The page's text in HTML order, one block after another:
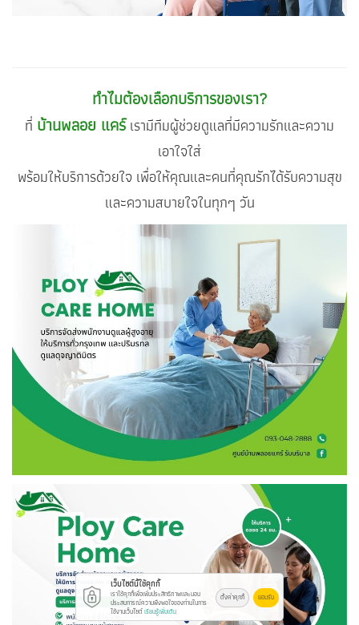
ทำไมต้องเลือกบริการของเรา?
ที่ บ้านพลอย แคร์เรามีทีมผู้ช่วยดูแลที่มีความรักและความ
เอาใจใส่
พร้อมให้บริการด้วยใจ เพื่อให้คุณและคนที่คุณรักได้รับความสุข
และความสบายใจในทุกๆ วัน
เว็บไซต์นี้ใช้คุกกี้
เราใช้คุกกี้เพื่อเพิ่มประสิทธิภาพและมอบ
ประสบการณ์ความพึงพอใจของท่านในการ
ใช้งานเว็บไซต์เรียนรู้เพิ่มเติม
ตั้งค่าคุกกี้ ยอมรับ